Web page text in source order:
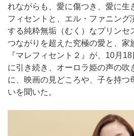
れながらも、愛に傷つき、愛に生
フィセントと、エル・ファニング
する純粋無垢（むく）なプリンセ
つながりを超えた究極の愛と、家
『マレフィセント２』が、10月
に引き続き、オーロラ姫の声の吹
に、映画の見どころや、子を持つ
いを聞いた。